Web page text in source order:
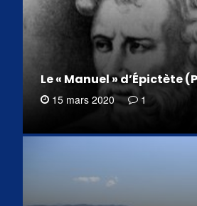
Le « Manuel » d’Épictète
15 mars 2020 1